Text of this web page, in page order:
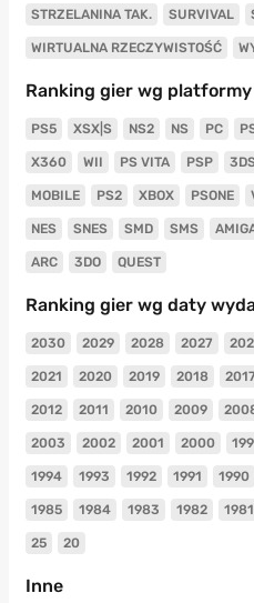
STRZELANINA TAK. SURVIVAL
WIRTUALNA RZECZYWISTOŚĆ
Ranking gier wg platformy
PS5 XSX|S NS2 NS PC
X360 WII PS VITA PSP
MOBILE PS2 XBOX PSONE
NES SNES SMD SMS
ARC 3DO QUEST
Ranking gier wg daty
2030 2029 2028 2027
2021 2020 2019 2018 2017
2012 2011 2010 2009
2003 2002 2001 2000
1994 1993 1992 1991 1990
1985 1984 1983 1982 1981
25 20
Inne